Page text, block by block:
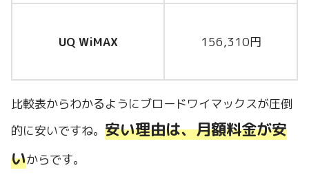
UQ WiMAX 156,310円
比較表からわかるようにブロードワイマックスが圧倒
的に安いですね。 安い理由は、月額料金が安
いからです。